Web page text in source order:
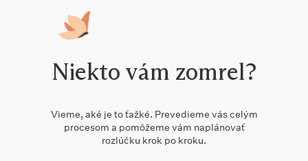
Niekto vám zomrel?
Vieme, aké je to ťažké. Prevedieme vás celým
procesom a pomôžeme vám naplánovať
rozlúčku krok po kroku.